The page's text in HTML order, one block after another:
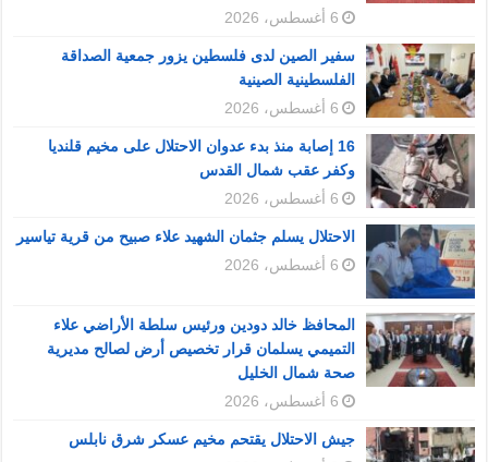
6 أغسطس، 2026
سفير الصين لدى فلسطين يزور جمعية الصداقة
الفلسطينية الصينية
6 أغسطس، 2026
16 إصابة منذ بدء عدوان الاحتلال على مخيم قلنديا
وكفر عقب شمال القدس
6 أغسطس، 2026
الاحتلال يسلم جثمان الشهيد علاء صبيح من قرية تياسير
6 أغسطس، 2026
المحافظ خالد دودين ورئيس سلطة الأراضي علاء
التميمي يسلمان قرار تخصيص أرض لصالح مديرية
صحة شمال الخليل
6 أغسطس، 2026
جيش الاحتلال يقتحم مخيم عسكر شرق نابلس